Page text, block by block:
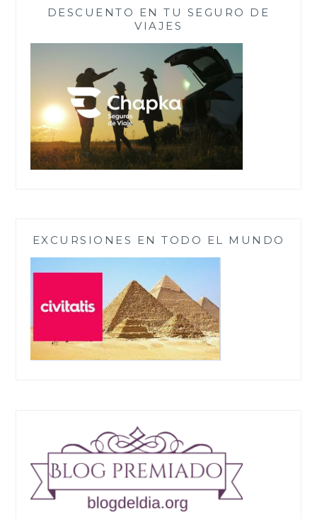
DESCUENTO EN TU SEGURO DE
VIAJES
EXCURSIONES EN TODO EL MUNDO